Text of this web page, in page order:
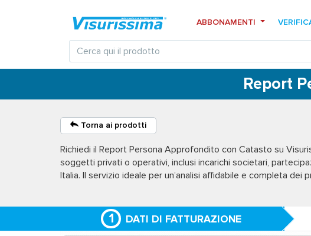
ABBONAMENTI
Report
Torna ai prodotti
Richiedi il Report Persona Approfondito con Catasto su
soggetti privati o operativi, inclusi incarichi societari,
Italia. Il servizio ideale per un’analisi affidabile e completa dei
1 DATI DI FATTURAZIONE